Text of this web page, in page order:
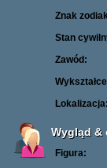
Znak
Stan
Zawód:
Lokalizacja:
Wygląd &
Figura: